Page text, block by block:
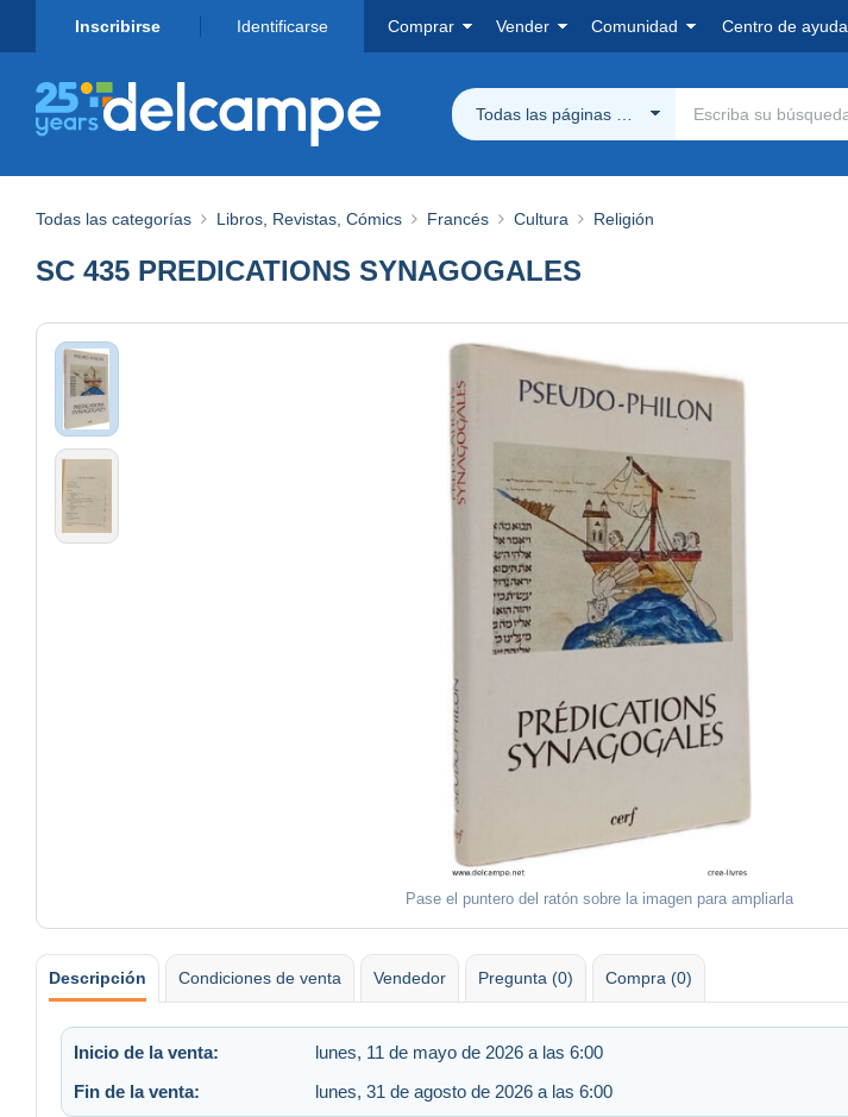
Inscribirse Identificarse Comprar Vender Comunidad Centro de ayuda
Todas las páginas Delcampe
Todas las categorías Libros, Revistas, Cómics Francés Cultura Religión
SC 435 PREDICATIONS SYNAGOGALES
Pase el puntero del ratón sobre la imagen para ampliarla
Descripción Condiciones de venta Vendedor Pregunta (0) Compra (0)
Inicio de la venta: lunes, 11 de mayo de 2026 a las 6:00
Fin de la venta:
lunes, 31 de agosto de 2026 a las 6:00